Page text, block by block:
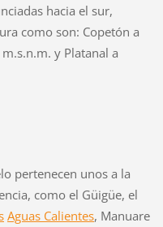
hacia el sur,
como son: Copetón a
y Platanal a
pertenecen unos a la
como el Güigüe, el
Aguas Calientes, Manuare